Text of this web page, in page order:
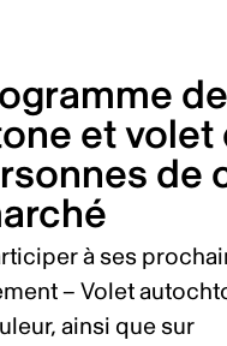
de
et volet
de
à ses
– Volet
ainsi que sur